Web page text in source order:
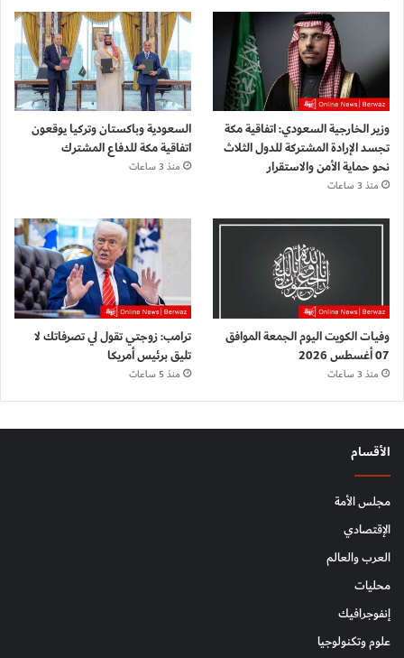
وزير الخارجية السعودي: اتفاقية مكة
تجسد الإرادة المشتركة للدول الثلاث
نحو حماية الأمن والاستقرار
منذ 3 ساعات
السعودية وباكستان وتركيا يوقعون
اتفاقية مكة للدفاع المشترك
منذ 3 ساعات
وفيات الكويت اليوم الجمعة الموافق
07 أغسطس 2026
منذ 3 ساعات
ترامب: زوجتي تقول لي تصرفاتك لا
تليق برئيس أمريكا
منذ 5 ساعات
الأقسام
مجلس الأمة
الإقتصادي
العرب والعالم
محليات
إنفوجرافيك
علوم وتكنولوجيا